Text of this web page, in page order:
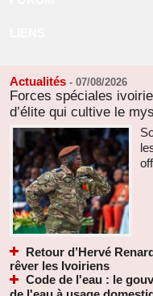
Actualités - 07/08/2026
Forces spéciales
d’élite qui cultive le
Retour d’Hervé
rêver les Ivoiriens
Code de l'eau : le